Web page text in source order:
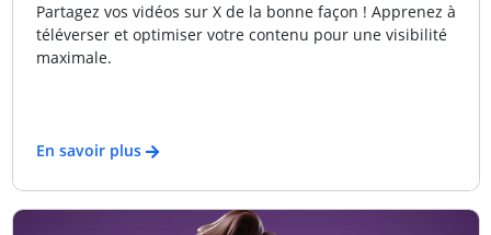
Partagez vos vidéos sur X de la bonne façon ! Apprenez à
téléverser et optimiser votre contenu pour une visibilité
maximale.
En savoir plus